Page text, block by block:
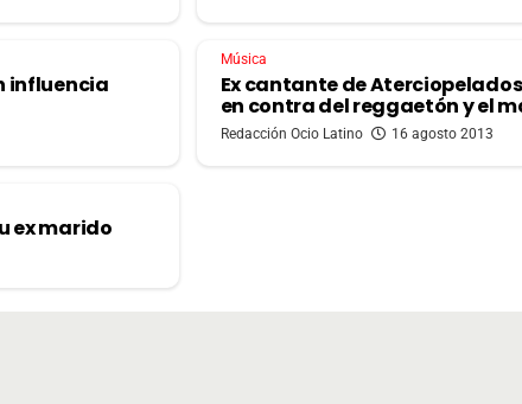
influencia
Música
Ex cantante de
en contra del reggaetón y el
Redacción Ocio Latino 16 agosto 2013
ex marido